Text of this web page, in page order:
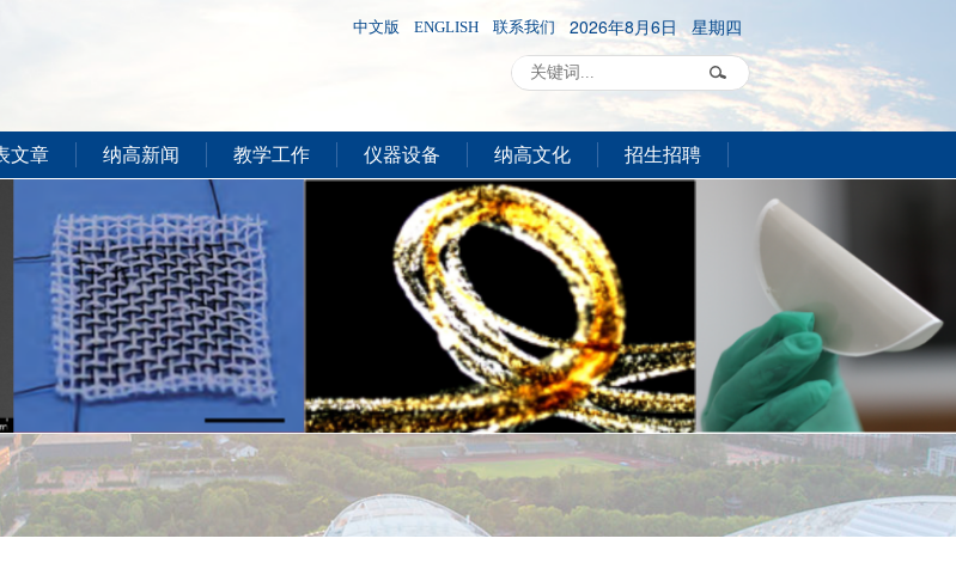
中文版 ENGLISH 联系我们 2026年8月6日 星期四
文章 纳高新闻 教学工作 仪器设备 纳高文化 招生招聘